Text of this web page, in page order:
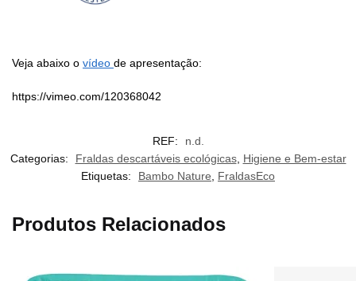
Veja abaixo o vídeo de apresentação:
https://vimeo.com/120368042
REF:
n.d.
Categorias:
Fraldas descartáveis ecológicas, Higiene e Bem-estar
Etiquetas:
Bambo Nature, FraldasEco
Produtos Relacionados